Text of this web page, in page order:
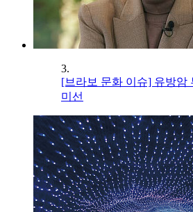
3.
[브라보 문화 이슈] 유방암
미선